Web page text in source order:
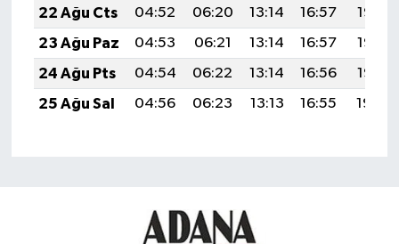
22 Ağu Cts
04:52 06:20 13:14 16:57
19:58
23 Ağu Paz
04:53 06:21 13:14 16:57
19:57
24 Ağu Pts
04:54 06:22 13:14 16:56
19:55
25 Ağu Sal
04:56 06:23 13:13 16:55 19:54